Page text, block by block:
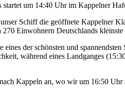
um 14:40 Uhr im Kappelner
Schiff die geöffnete Kappelner
Einwohnern Deutschlands kleinste
der schönsten und
während eines Landganges
Kappeln an, wo wir um 16:50 Uhr